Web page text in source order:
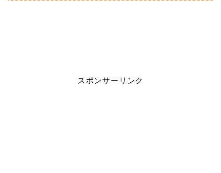
スポンサーリンク